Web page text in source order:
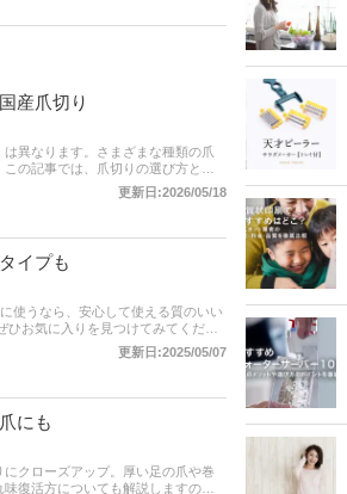
産爪切り
異なります。さまざまな種類の爪
の記事では、爪切りの選び方とお
ップ型や電動タイプ、高級爪切り
表、通販サイトの売れ筋人気ラン
更新日:2026/05/18
イプも
使うなら、安心して使える質のいい
お気に入りを見つけてみてくださ
更新日:2025/05/07
にも
クローズアップ。厚い足の爪や巻
復活方についても解説しますの